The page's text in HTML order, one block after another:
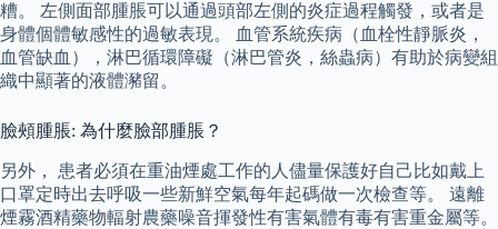
糟。 左側面部腫脹可以通過頭部左側的炎症過程觸發，或者是
身體個體敏感性的過敏表現。 血管系統疾病（血栓性靜脈炎，
血管缺血），淋巴循環障礙（淋巴管炎，絲蟲病）有助於病變組
織中顯著的液體瀦留。
臉頰腫脹: 為什麼臉部腫脹？
另外， 患者必須在重油煙處工作的人儘量保護好自己比如戴上
口罩定時出去呼吸一些新鮮空氣每年起碼做一次檢查等。 遠離
煙霧酒精藥物輻射農藥噪音揮發性有害氣體有毒有害重金屬等。